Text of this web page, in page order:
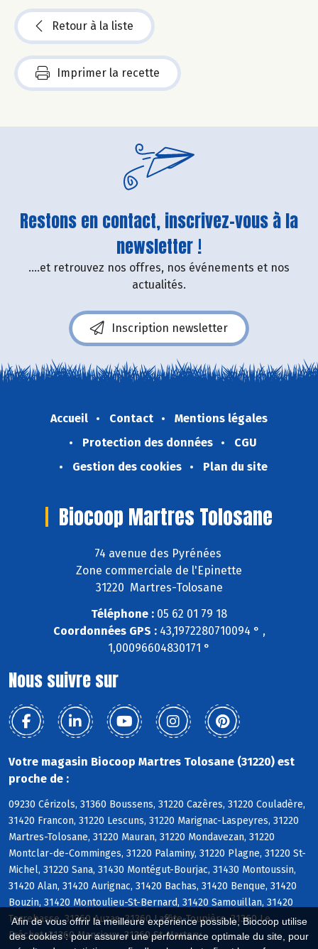
Afin de vous offrir la meilleure expérience possible, Biocoop utilise
des cookies : pour assurer une performance optimale du site, pour
Retour à la liste
Imprimer la recette
Restons en contact, inscrivez-vous à la
newsletter !
....et retrouvez nos offres, nos événements et nos
actualités.
Inscription newsletter
Accueil Contact
Mentions légales
Protection des données
CGU
Gestion des cookies
Plan du site
Biocoop Martres Tolosane
74 avenue des Pyrénées
Zone commerciale de l'Epinette
31220 Martres-Tolosane
Téléphone : 05 62 01 79 18
Coordonnées GPS :43,1972280710094 ° ,
1,00096604830171 °
Nous suivre sur
Votre magasin Biocoop Martres Tolosane (31220) est
proche de :
09230 Cérizols, 31360 Boussens, 31220 Cazères, 31220 Couladère,
31420 Francon, 31220 Lescuns, 31220 Marignac-Laspeyres, 31220
Martres-Tolosane, 31220 Mauran, 31220 Mondavezan, 31220
Montclar-de-Comminges, 31220 Palaminy, 31220 Plagne, 31220 St-
Michel, 31220 Sana, 31430 Montégut-Bourjac, 31430 Montoussin,
31420 Alan, 31420 Aurignac, 31420 Bachas, 31420 Benque, 31420
Bouzin, 31420 Montoulieu-St-Bernard, 31420 Samouillan, 31420
Terrebasse, 31360 Auzas, 31360 Laffite-Toupière, 31360 Le
Fréchet, 31360 Mancioux, 31360 St-Martory